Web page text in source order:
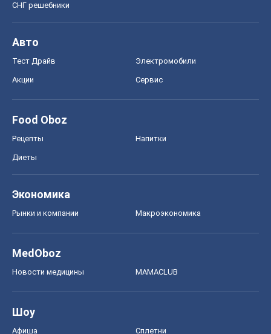
СНГ решебники
Авто
Тест Драйв Электромобили
Акции Сервис
Food Oboz
Рецепты Напитки
Диеты
Экономика
Рынки и компании Mакроэкономика
MedOboz
Новости медицины MAMACLUB
Шоу
Афиша Сплетни